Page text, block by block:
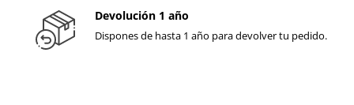
Devolución 1 año
Dispones de hasta 1 año para devolver tu pedido.